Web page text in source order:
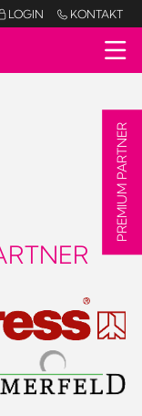
LOGIN  KONTAKT
PREMIUM PARTNER